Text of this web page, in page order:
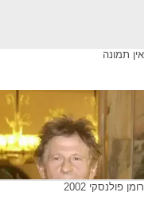
אין תמונה
רומן פולנסקי 2002